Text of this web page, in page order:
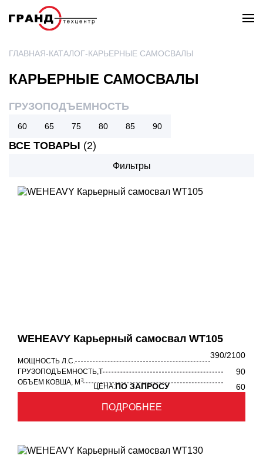
ГЛАВНАЯ КАТАЛОГ КАРЬЕРНЫЕ САМОСВАЛЫ
КАРЬЕРНЫЕ САМОСВАЛЫ
ГРУЗОПОДЪЕМНОСТЬ
60 65 75 80 85 90
ВСЕ ТОВАРЫ (2)
Фильтры
WEHEAVY Карьерный самосвал WT105
МОЩНОСТЬ Л.С.
390/2100
ГРУЗОПОДЪЕМНОСТЬ,Т 90
ОБЪЕМ КОВША, М 3
60
ЦЕНА:ПО ЗАПРОСУ
ПОДРОБНЕЕ